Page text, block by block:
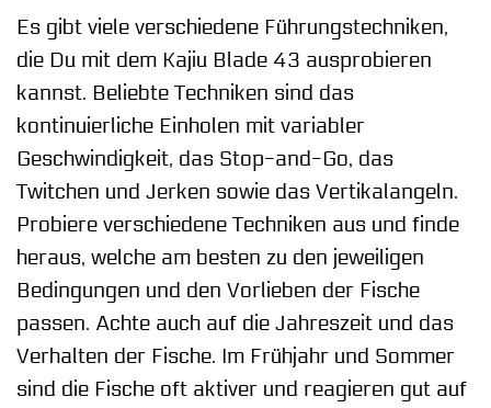
Es gibt viele verschiedene Führungstechniken,
die Du mit dem Kajiu Blade 43 ausprobieren
kannst. Beliebte Techniken sind das
kontinuierliche Einholen mit variabler
Geschwindigkeit, das Stop-and-Go, das
Twitchen und Jerken sowie das Vertikalangeln.
Probiere verschiedene Techniken aus und finde
heraus, welche am besten zu den jeweiligen
Bedingungen und den Vorlieben der Fische
passen. Achte auch auf die Jahreszeit und das
Verhalten der Fische. Im Frühjahr und Sommer
sind die Fische oft aktiver und reagieren gut auf